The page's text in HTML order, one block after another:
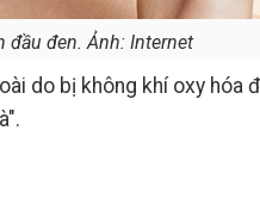
đầu đen. Ảnh: Internet
do bị không khí oxy hóa